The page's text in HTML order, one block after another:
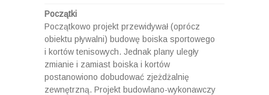
Początki
Początkowo projekt przewidywał (oprócz
obiektu pływalni) budowę boiska sportowego
i kortów tenisowych. Jednak plany uległy
zmianie i zamiast boiska i kortów
postanowiono dobudować zjeżdżalnię
zewnętrzną. Projekt budowlano-wykonawczy